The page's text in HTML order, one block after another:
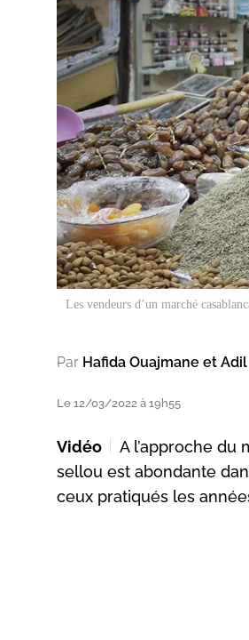
Les vendeurs d’un marché
Par Hafida Ouajmane et
Le 12/03/2022 à 19h55
Vidéo
A l’approche du
sellou est abondante
ceux pratiqués les